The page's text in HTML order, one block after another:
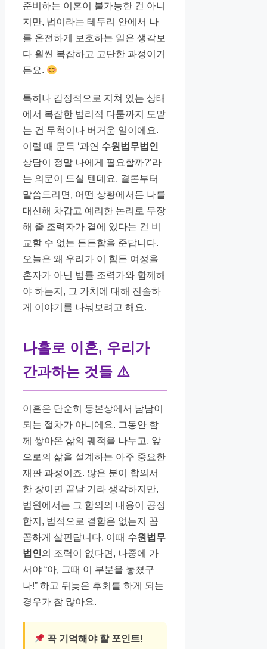
준비하는 이혼이 불가능한 건 아니
지만, 법이라는 테두리 안에서 나
를 온전하게 보호하는 일은 생각보
다 훨씬 복잡하고 고단한 과정이거
든요.
특히나 감정적으로 지쳐 있는 상태
에서 복잡한 법리적 다툼까지 도맡
는 건 무척이나 버거운 일이에요.
이럴 때 문득 ‘과연 수원법무법인
상담이 정말 나에게 필요할까?’라
는 의문이 드실 텐데요. 결론부터
말씀드리면, 어떤 상황에서든 나를
대신해 차갑고 예리한 논리로 무장
해 줄 조력자가 곁에 있다는 건 비
교할 수 없는 든든함을 준답니다.
오늘은 왜 우리가 이 힘든 여정을
혼자가 아닌 법률 조력가와 함께해
야 하는지, 그 가치에 대해 진솔하
게 이야기를 나눠보려고 해요.
나홀로 이혼, 우리가
간과하는 것들 ⚠
이혼은 단순히 등본상에서 남남이
되는 절차가 아니에요. 그동안 함
께 쌓아온 삶의 궤적을 나누고, 앞
으로의 삶을 설계하는 아주 중요한
재판 과정이죠. 많은 분이 합의서
한 장이면 끝날 거라 생각하지만,
법원에서는 그 합의의 내용이 공정
한지, 법적으로 결함은 없는지 꼼
꼼하게 살핀답니다. 이때 수원법무
법인의 조력이 없다면, 나중에 가
서야 “아, 그때 이 부분을 놓쳤구
나!” 하고 뒤늦은 후회를 하게 되는
경우가 참 많아요.
꼭 기억해야 할 포인트!